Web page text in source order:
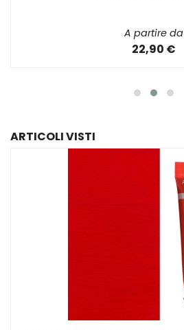
A partire da
22,90 €
ARTICOLI VISTI